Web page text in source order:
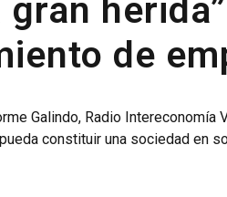
de
Galindo, Radio Intereconomía
constituir una sociedad en